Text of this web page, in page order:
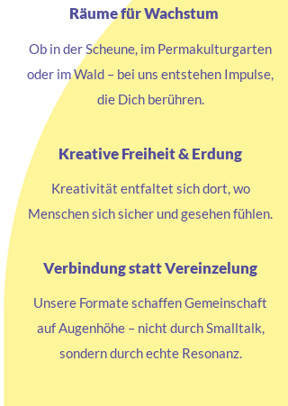
Räume für Wachstum
Ob in der Scheune, im Permakulturgarten
oder im Wald – bei uns entstehen Impulse,
die Dich berühren.
Kreative Freiheit & Erdung
Kreativität entfaltet sich dort, wo
Menschen sich sicher und gesehen fühlen.
Verbindung statt Vereinzelung
Unsere Formate schaffen Gemeinschaft
auf Augenhöhe – nicht durch Smalltalk,
sondern durch echte Resonanz.